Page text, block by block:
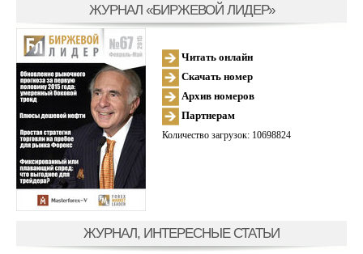
ЖУРНАЛ «БИРЖЕВОЙ ЛИДЕР»
Читать онлайн
Скачать номер
Архив номеров
Партнерам
Количество загрузок: 10698824
ЖУРНАЛ, ИНТЕРЕСНЫЕ СТАТЬИ